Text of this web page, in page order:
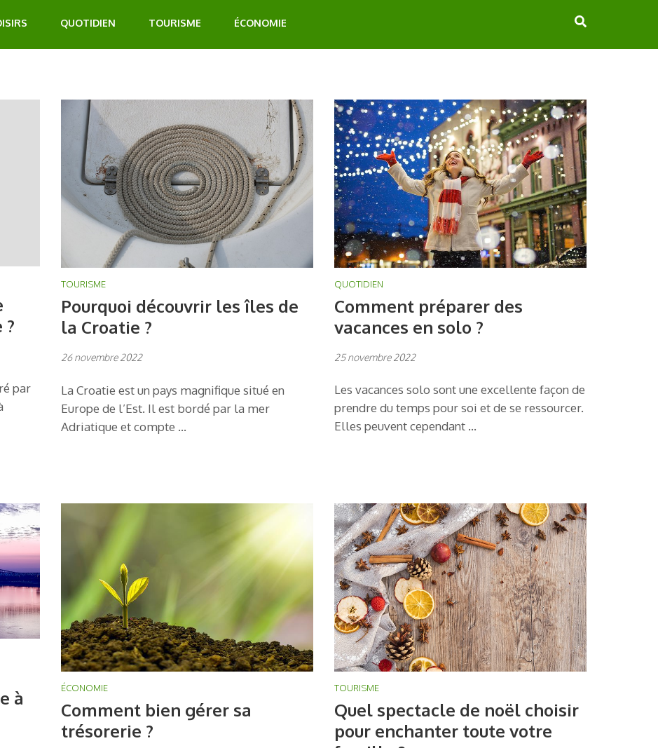
QUOTIDIEN TOURISME ÉCONOMIE
par
TOURISME
Pourquoi découvrir les îles de
la Croatie ?
26 novembre 2022
La Croatie est un pays magnifique situé en
Europe de l’Est. Il est bordé par la mer
Adriatique et compte …
QUOTIDIEN
Comment préparer des
vacances en solo ?
25 novembre 2022
Les vacances solo sont une excellente façon de
prendre du temps pour soi et de se ressourcer.
Elles peuvent cependant …
à
ÉCONOMIE
Comment bien gérer sa
trésorerie ?
TOURISME
Quel spectacle de noël choisir
pour enchanter toute votre